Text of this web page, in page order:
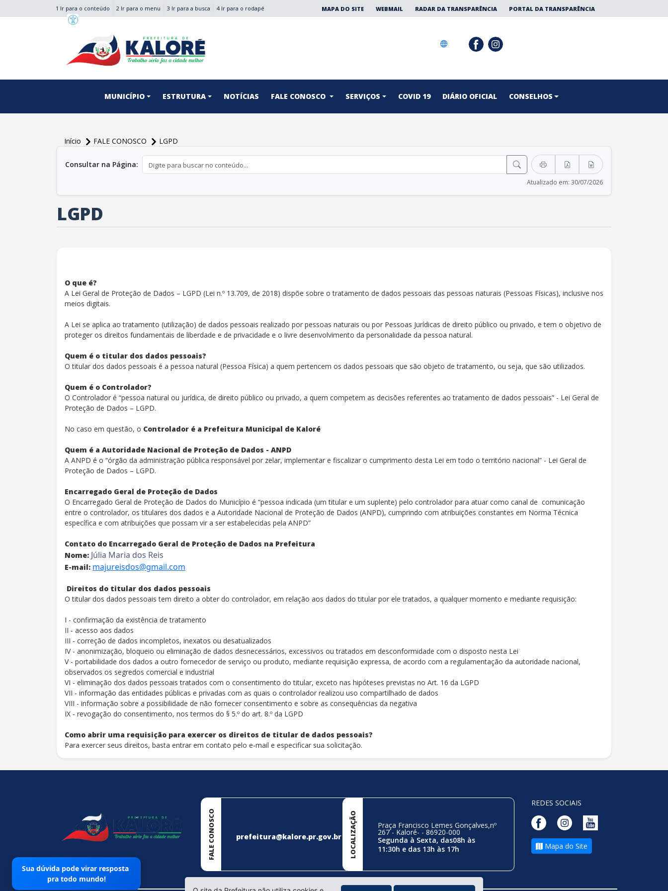
1 Ir para o conteúdo 2 Ir para o menu 3 Ir para a busca 4 Ir para o rodapé MAPA DO SITE WEBMAIL RADAR DA TRANSPARÊNCIA PORTAL DA TRANSPARÊNCIA
MUNICÍPIO ESTRUTURA NOTÍCIAS FALE CONOSCO SERVIÇOS COVID 19 DIÁRIO OFICIAL CONSELHOS
Início FALE CONOSCO
LGPD
Consultar na Página:
Atualizado em: 30/07/2026
LGPD
O que é?
A Lei Geral de Proteção de Dados – LGPD (Lei n.º 13.709, de 2018) dispõe sobre o tratamento de dados pessoais das pessoas naturais (Pessoas Físicas), inclusive nos
meios digitais.
A Lei se aplica ao tratamento (utilização) de dados pessoais realizado por pessoas naturais ou por Pessoas Jurídicas de direito público ou privado, e tem o objetivo de
proteger os direitos fundamentais de liberdade e de privacidade e o livre desenvolvimento da personalidade da pessoa natural.
Quem é o titular dos dados pessoais?
O titular dos dados pessoais é a pessoa natural (Pessoa Física) a quem pertencem os dados pessoais que são objeto de tratamento, ou seja, que são utilizados.
Quem é o Controlador?
O Controlador é “pessoa natural ou jurídica, de direito público ou privado, a quem competem as decisões referentes ao tratamento de dados pessoais” - Lei Geral de
Proteção de Dados – LGPD.
No caso em questão, o Controlador é a Prefeitura Municipal de Kaloré
Quem é a Autoridade Nacional de Proteção de Dados - ANPD
A ANPD é o “órgão da administração pública responsável por zelar, implementar e fiscalizar o cumprimento desta Lei em todo o território nacional” - Lei Geral de
Proteção de Dados – LGPD.
Encarregado Geral de Proteção de Dados
O Encarregado Geral de Proteção de Dados do Município é “pessoa indicada (um titular e um suplente) pelo controlador para atuar como canal de comunicação
entre o controlador, os titulares dos dados e a Autoridade Nacional de Proteção de Dados (ANPD), cumprindo com atribuições constantes em Norma Técnica
específica e com atribuições que possam vir a ser estabelecidas pela ANPD”
Contato do Encarregado Geral de Proteção de Dados na Prefeitura
Nome: Júlia Maria dos Reis
E-mail: majureisdos@gmail.com
Direitos do titular dos dados pessoais
O titular dos dados pessoais tem direito a obter do controlador, em relação aos dados do titular por ele tratados, a qualquer momento e mediante requisição:
I - confirmação da existência de tratamento
II - acesso aos dados
III - correção de dados incompletos, inexatos ou desatualizados
IV - anonimização, bloqueio ou eliminação de dados desnecessários, excessivos ou tratados em desconformidade com o disposto nesta Lei
V - portabilidade dos dados a outro fornecedor de serviço ou produto, mediante requisição expressa, de acordo com a regulamentação da autoridade nacional,
observados os segredos comercial e industrial
VI - eliminação dos dados pessoais tratados com o consentimento do titular, exceto nas hipóteses previstas no Art. 16 da LGPD
VII - informação das entidades públicas e privadas com as quais o controlador realizou uso compartilhado de dados
VIII - informação sobre a possibilidade de não fornecer consentimento e sobre as consequências da negativa
IX - revogação do consentimento, nos termos do § 5.º do art. 8.º da LGPD
Como abrir uma requisição para exercer os direitos de titular de dados pessoais?
Para exercer seus direitos, basta entrar em contato pelo e-mail e especificar sua solicitação.
FALE CONOSCO prefeitura@kalore.pr.gov.br LOCALIZAÇÃO Praça Francisco Lemes Gonçalves,nº
267 - Kaloré- - 86920-000
Segunda à Sexta, das08h às
11:30h e das 13h às 17h
REDES SOCIAIS
Mapa do Site
Sua dúvida pode virar resposta
pra todo mundo!